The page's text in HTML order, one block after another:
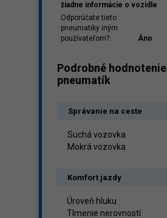
žiadne informácie o vozidle
Odporúčate tieto
pneumatiky iným
používateľom?:
Áno
Podrobné hodnotenie
pneumatík
Správanie na ceste
Suchá vozovka
Mokrá vozovka
Komfort jazdy
Úroveň hluku
Tlmenie nerovností